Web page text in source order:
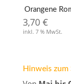
Orangene
3,70 €
inkl. 7 % MwSt.
Hinweis zum